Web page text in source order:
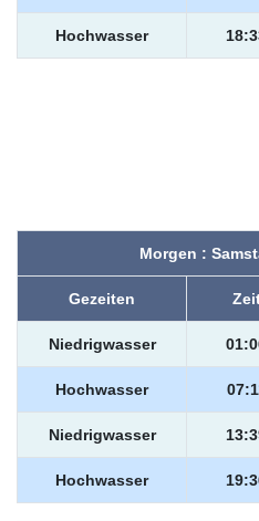
Hochwasser
Morgen :
Gezeiten
Niedrigwasser
Hochwasser
Niedrigwasser
Hochwasser